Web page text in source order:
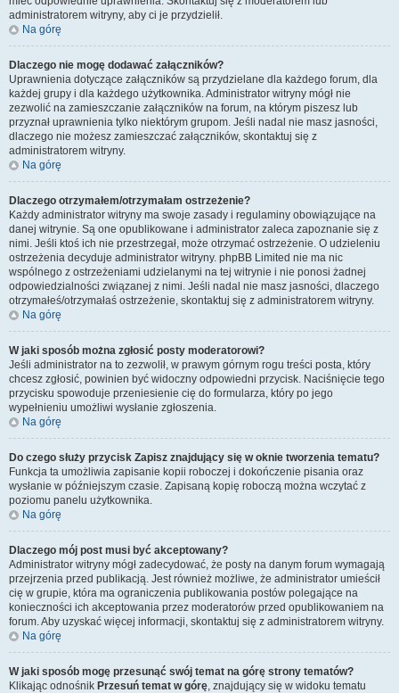
administratorem witryny, aby ci je przydzielił.
Na górę
Dlaczego nie mogę dodawać załączników?
Uprawnienia dotyczące załączników są przydzielane dla każdego forum, dla
każdej grupy i dla każdego użytkownika. Administrator witryny mógł nie
zezwolić na zamieszczanie załączników na forum, na którym piszesz lub
przyznał uprawnienia tylko niektórym grupom. Jeśli nadal nie masz jasności,
dlaczego nie możesz zamieszczać załączników, skontaktuj się z
administratorem witryny.
Na górę
Dlaczego otrzymałem/otrzymałam ostrzeżenie?
Każdy administrator witryny ma swoje zasady i regulaminy obowiązujące na
danej witrynie. Są one opublikowane i administrator zaleca zapoznanie się z
nimi. Jeśli ktoś ich nie przestrzegał, może otrzymać ostrzeżenie. O udzieleniu
ostrzeżenia decyduje administrator witryny. phpBB Limited nie ma nic
wspólnego z ostrzeżeniami udzielanymi na tej witrynie i nie ponosi żadnej
odpowiedzialności związanej z nimi. Jeśli nadal nie masz jasności, dlaczego
otrzymałeś/otrzymałaś ostrzeżenie, skontaktuj się z administratorem witryny.
Na górę
W jaki sposób można zgłosić posty moderatorowi?
Jeśli administrator na to zezwolił, w prawym górnym rogu treści posta, który
chcesz zgłosić, powinien być widoczny odpowiedni przycisk. Naciśnięcie tego
przycisku spowoduje przeniesienie cię do formularza, który po jego
wypełnieniu umożliwi wysłanie zgłoszenia.
Na górę
Do czego służy przycisk Zapisz znajdujący się w oknie tworzenia tematu?
Funkcja ta umożliwia zapisanie kopii roboczej i dokończenie pisania oraz
wysłanie w późniejszym czasie. Zapisaną kopię roboczą można wczytać z
poziomu panelu użytkownika.
Na górę
Dlaczego mój post musi być akceptowany?
Administrator witryny mógł zadecydować, że posty na danym forum wymagają
przejrzenia przed publikacją. Jest również możliwe, że administrator umieścił
cię w grupie, która ma ograniczenia publikowania postów polegające na
konieczności ich akceptowania przez moderatorów przed opublikowaniem na
forum. Aby uzyskać więcej informacji, skontaktuj się z administratorem witryny.
Na górę
W jaki sposób mogę przesunąć swój temat na górę strony tematów?
Klikając odnośnik Przesuń temat w górę, znajdujący się w widoku tematu